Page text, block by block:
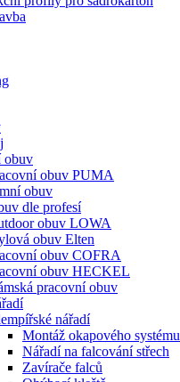
obuv
obuv PUMA
obuv
dle profesí
obuv LOWA
obuv Elten
obuv COFRA
obuv HECKEL
pracovní obuv
nářadí
Montáž okapového systému
Nářadí na falcování střech
Zavírače falců